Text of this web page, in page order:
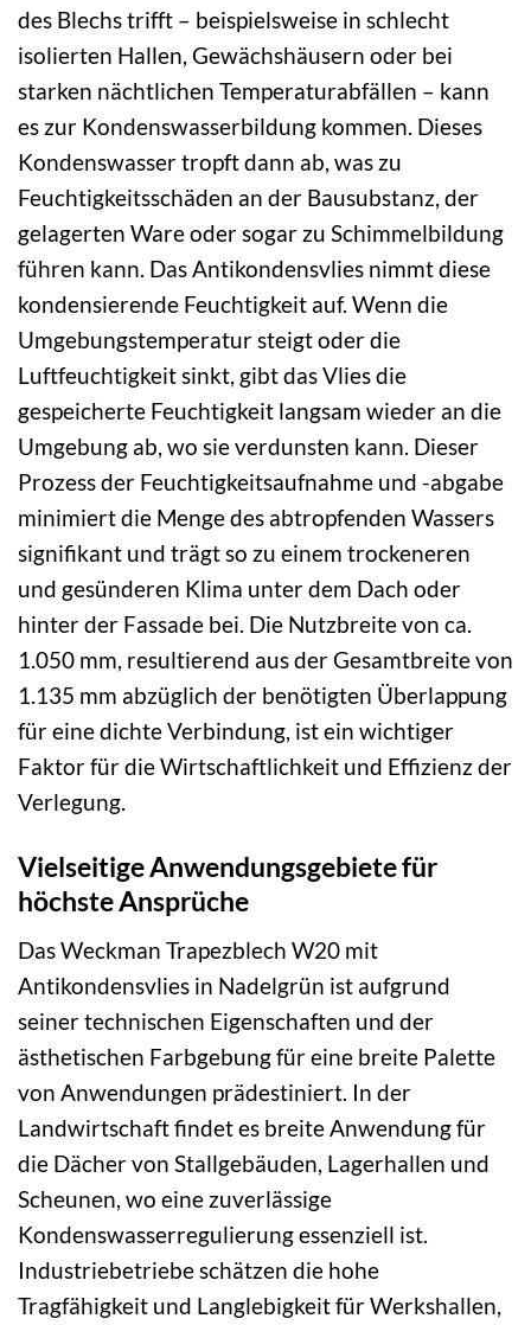
des Blechs trifft – beispielsweise in schlecht
isolierten Hallen, Gewächshäusern oder bei
starken nächtlichen Temperaturabfällen – kann
es zur Kondenswasserbildung kommen. Dieses
Kondenswasser tropft dann ab, was zu
Feuchtigkeitsschäden an der Bausubstanz, der
gelagerten Ware oder sogar zu Schimmelbildung
führen kann. Das Antikondensvlies nimmt diese
kondensierende Feuchtigkeit auf. Wenn die
Umgebungstemperatur steigt oder die
Luftfeuchtigkeit sinkt, gibt das Vlies die
gespeicherte Feuchtigkeit langsam wieder an die
Umgebung ab, wo sie verdunsten kann. Dieser
Prozess der Feuchtigkeitsaufnahme und -abgabe
minimiert die Menge des abtropfenden Wassers
signifikant und trägt so zu einem trockeneren
und gesünderen Klima unter dem Dach oder
hinter der Fassade bei. Die Nutzbreite von ca.
1.050 mm, resultierend aus der Gesamtbreite von
1.135 mm abzüglich der benötigten Überlappung
für eine dichte Verbindung, ist ein wichtiger
Faktor für die Wirtschaftlichkeit und Effizienz der
Verlegung.
Vielseitige Anwendungsgebiete für
höchste Ansprüche
Das Weckman Trapezblech W20 mit
Antikondensvlies in Nadelgrün ist aufgrund
seiner technischen Eigenschaften und der
ästhetischen Farbgebung für eine breite Palette
von Anwendungen prädestiniert. In der
Landwirtschaft findet es breite Anwendung für
die Dächer von Stallgebäuden, Lagerhallen und
Scheunen, wo eine zuverlässige
Kondenswasserregulierung essenziell ist.
Industriebetriebe schätzen die hohe
Tragfähigkeit und Langlebigkeit für Werkshallen,